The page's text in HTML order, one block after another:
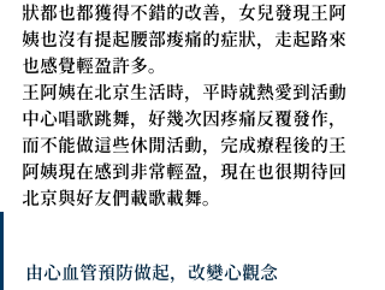
狀都也都獲得不錯的改善，女兒發現王阿
姨也沒有提起腰部痠痛的症狀，走起路來
也感覺輕盈許多。
王阿姨在北京生活時，平時就熱愛到活動
中心唱歌跳舞，好幾次因疼痛反覆發作，
而不能做這些休閒活動，完成療程後的王
阿姨現在感到非常輕盈，現在也很期待回
北京與好友們載歌載舞。
由心血管預防做起，改變心觀念